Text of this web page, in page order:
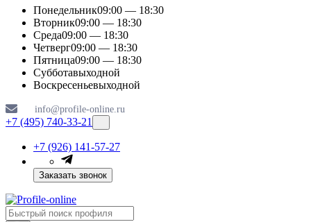
Понедельник09:00 — 18:30
Вторник09:00 — 18:30
Среда09:00 — 18:30
Четверг09:00 — 18:30
Пятница09:00 — 18:30
Субботавыходной
Воскресеньевыходной
info@profile-online.ru
+7 (495) 740-33-21
+7 (926) 141-57-27
Заказать звонок